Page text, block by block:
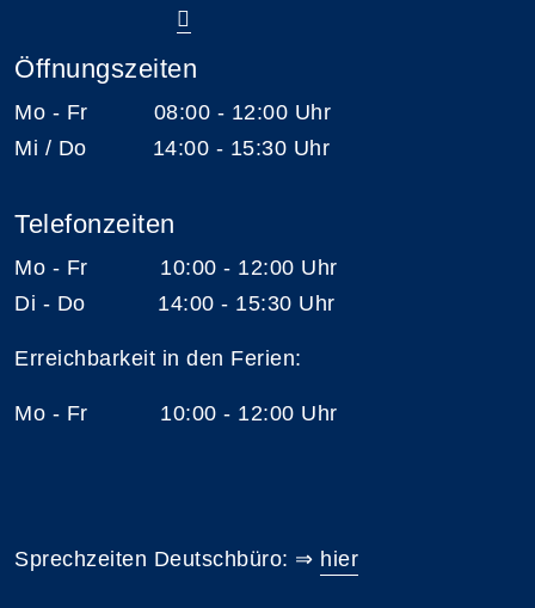
Öffnungszeiten
Mo - Fr 08:00 - 12:00 Uhr
Mi / Do 14:00 - 15:30 Uhr
Telefonzeiten
Mo - Fr 10:00 - 12:00 Uhr
Di - Do 14:00 - 15:30 Uhr
Erreichbarkeit in den Ferien:
Mo - Fr 10:00 - 12:00 Uhr
Sprechzeiten Deutschbüro: ⇒ hier